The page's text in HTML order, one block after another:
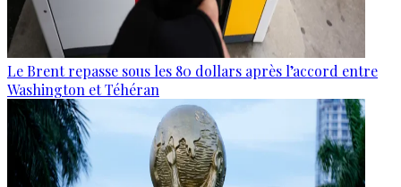
Le Brent repasse sous les 80 dollars après l’accord entre
Washington et Téhéran